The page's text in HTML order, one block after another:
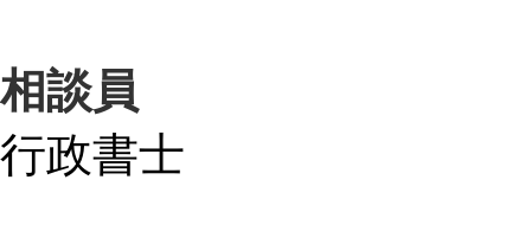
相談員
行政書士